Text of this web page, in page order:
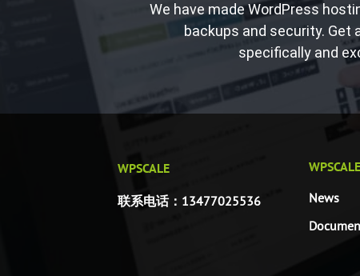
We have made WordPress
backups and security. Get
specifically and
WPSCALE
联系电话：13477025536
News